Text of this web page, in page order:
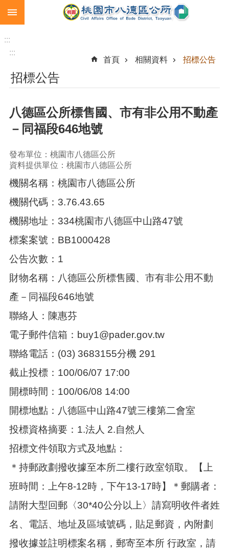
跳到主要內容區塊
市
民
急
難
助
階
搜
尋
區
介
紹
訊
息
告
生
便
民
資
訊
機
通
錄
相
關
資
料
活
:::
:::
首頁
相關資料 招標公告
招標公告
八德區公所標售國、市有非公用不動產
－同福段646地號
發布單位：桃園市八德區公所
資料提供單位：桃園市八德區公所
機關名稱：桃園市八德區公所
機關代碼：3.76.43.65
機關地址：334桃園市八德區中山路47號
標案案號：BB1000428
公告次數：1
財物名稱：八德區公所標售國、市有非公用不動
產－同福段646地號
聯絡人：陳惠芬
電子郵件信箱：buy1@pader.gov.tw
聯絡電話：(03) 3683155分機 291
截止投標：100/06/07 17:00
開標時間：100/06/08 14:00
開標地點：八德區中山路47號三樓第二會室
投標資格摘要：1.法人 2.自然人
招標文件領取方式及地點：
＊持郵政劃撥收據至本所二樓行政室領取。【上
班時間：上午8-12時，下午13-17時】＊郵購者：
請附大型回郵〈30*40公分以上〉請寫明收件者姓
名、電話、地址及區域號碼，貼足郵資，內附劃
撥收據並註明標案名稱，郵寄至本所 行政室，請